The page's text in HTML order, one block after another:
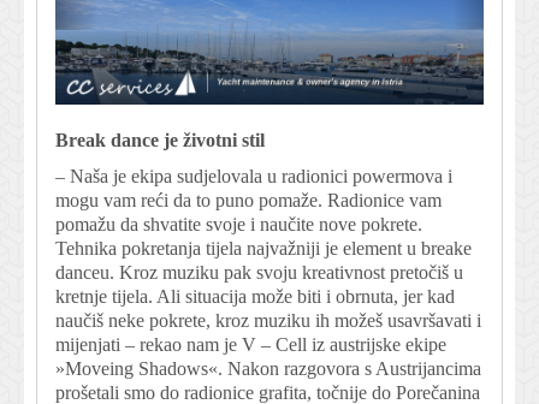
Break dance je životni stil
– Naša je ekipa sudjelovala u radionici powermova i
mogu vam reći da to puno pomaže. Radionice vam
pomažu da shvatite svoje i naučite nove pokrete.
Tehnika pokretanja tijela najvažniji je element u breake
danceu. Kroz muziku pak svoju kreativnost pretočiš u
kretnje tijela. Ali situacija može biti i obrnuta, jer kad
naučiš neke pokrete, kroz muziku ih možeš usavršavati i
mijenjati – rekao nam je V – Cell iz austrijske ekipe
»Moveing Shadows«. Nakon razgovora s Austrijancima
prošetali smo do radionice grafita, točnije do Porečanina